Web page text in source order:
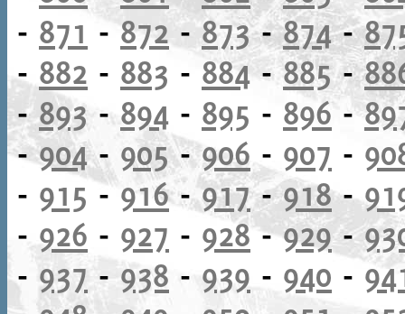
- 871 -872 -873-874-
- 882 - 883 - 884-885-
-893-894 - 895 - 896-
-904- 905-906 - 907 -
- 915 -916-917-918-
- 926 - 927 - 928-929-
- 937 -938 - 939 - 940 -